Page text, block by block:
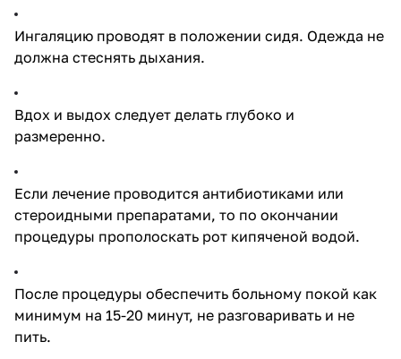
Ингаляцию проводят в положении сидя. Одежда не
должна стеснять дыхания.
Вдох и выдох следует делать глубоко и
размеренно.
Если лечение проводится антибиотиками или
стероидными препаратами, то по окончании
процедуры прополоскать рот кипяченой водой.
После процедуры обеспечить больному покой как
минимум на 15-20 минут, не разговаривать и не
пить.